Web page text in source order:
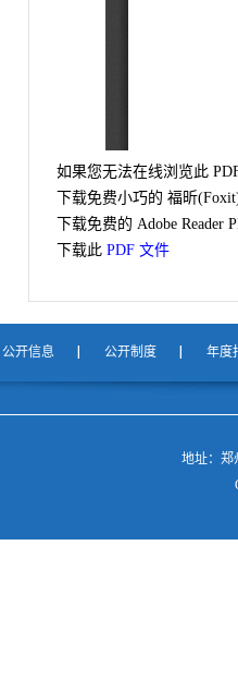
如果您无法在线浏览此
下载免费小巧的 福昕
下载免费的 Adobe
下载此 PDF 文件
公开信息 公开制度 年度
地址：郑